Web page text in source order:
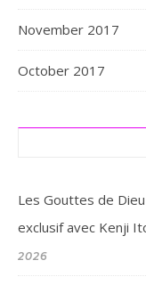
November 2017
October 2017
Les Gouttes de
exclusif avec Kenji
2026